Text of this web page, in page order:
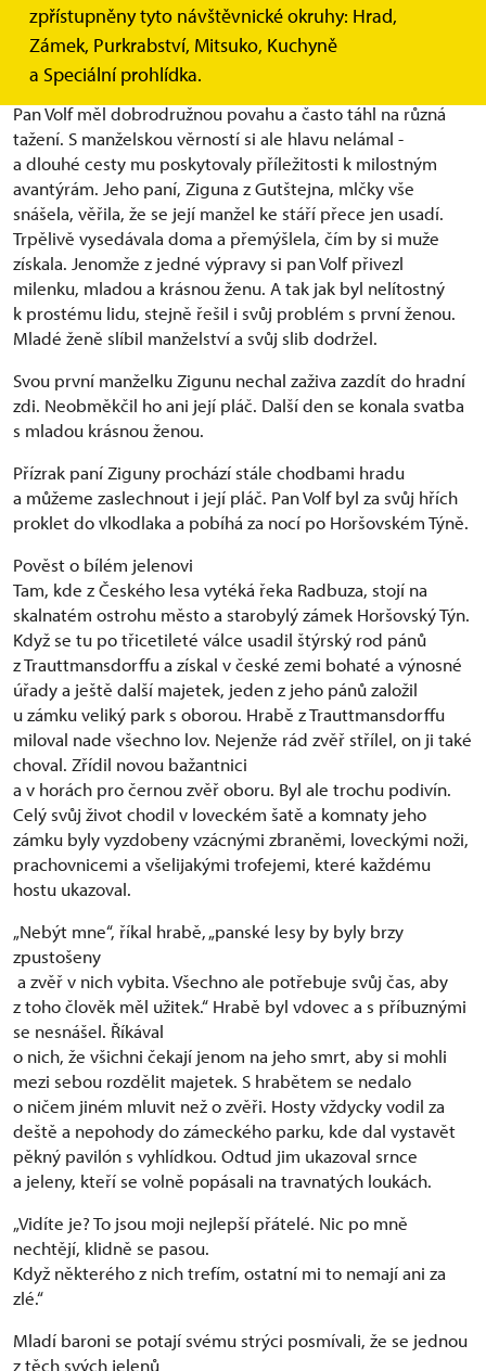
zpřístupněny tyto návštěvnické okruhy: Hrad,
Zámek, Purkrabství, Mitsuko, Kuchyně
a Speciální prohlídka.
šlechtou oblíben. Dokonce stanul i před soudem v Plzni,
odkud si odnesl doporučení, aby s lidem přece jenom
jednal lépe. Ostatně kdo by stál o nepokoje a vzpoury.
Pan Volf měl dobrodružnou povahu a často táhl na různá
tažení. S manželskou věrností si ale hlavu nelámal -
a dlouhé cesty mu poskytovaly příležitosti k milostným
avantýrám. Jeho paní, Ziguna z Gutštejna, mlčky vše
snášela, věřila, že se její manžel ke stáří přece jen usadí.
Trpělivě vysedávala doma a přemýšlela, čím by si muže
získala. Jenomže z jedné výpravy si pan Volf přivezl
milenku, mladou a krásnou ženu. A tak jak byl nelítostný
k prostému lidu, stejně řešil i svůj problém s první ženou.
Mladé ženě slíbil manželství a svůj slib dodržel.
Svou první manželku Zigunu nechal zaživa zazdít do hradní
zdi. Neobměkčil ho ani její pláč. Další den se konala svatba
s mladou krásnou ženou.
Přízrak paní Ziguny prochází stále chodbami hradu
a můžeme zaslechnout i její pláč. Pan Volf byl za svůj hřích
proklet do vlkodlaka a pobíhá za nocí po Horšovském Týně.
Pověst o bílém jelenovi
Tam, kde z Českého lesa vytéká řeka Radbuza, stojí na
skalnatém ostrohu město a starobylý zámek Horšovský Týn.
Když se tu po třicetileté válce usadil štýrský rod pánů
z Trauttmansdorffu a získal v české zemi bohaté a výnosné
úřady a ještě další majetek, jeden z jeho pánů založil
u zámku veliký park s oborou. Hrabě z Trauttmansdorffu
miloval nade všechno lov. Nejenže rád zvěř střílel, on ji také
choval. Zřídil novou bažantnici
a v horách pro černou zvěř oboru. Byl ale trochu podivín.
Celý svůj život chodil v loveckém šatě a komnaty jeho
zámku byly vyzdobeny vzácnými zbraněmi, loveckými noži,
prachovnicemi a všelijakými trofejemi, které každému
hostu ukazoval.
„Nebýt mne“, říkal hrabě, „panské lesy by byly brzy
zpustošeny
a zvěř v nich vybita. Všechno ale potřebuje svůj čas, aby
z toho člověk měl užitek.“ Hrabě byl vdovec a s příbuznými
se nesnášel. Říkával
o nich, že všichni čekají jenom na jeho smrt, aby si mohli
mezi sebou rozdělit majetek. S hrabětem se nedalo
o ničem jiném mluvit než o zvěři. Hosty vždycky vodil za
deště a nepohody do zámeckého parku, kde dal vystavět
pěkný pavilón s vyhlídkou. Odtud jim ukazoval srnce
a jeleny, kteří se volně popásali na travnatých loukách.
„Vidíte je? To jsou moji nejlepší přátelé. Nic po mně
nechtějí, klidně se pasou.
Když některého z nich trefím, ostatní mi to nemají ani za
zlé.“
Mladí baroni se potají svému strýci posmívali, že se jednou
z těch svých jelenů